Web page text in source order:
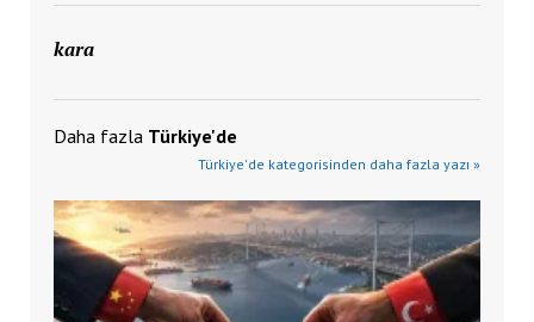
kara
Daha fazla Türkiye'de
Türkiye'de kategorisinden daha fazla yazı »